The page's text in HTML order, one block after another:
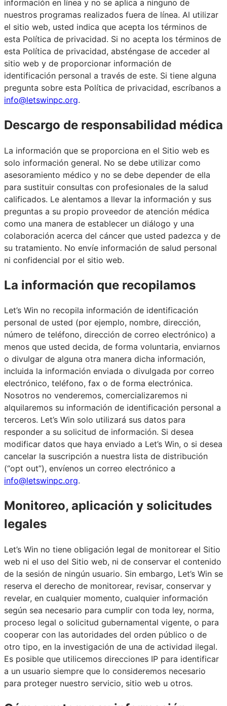
información en línea y no se aplica a ninguno de
nuestros programas realizados fuera de línea. Al utilizar
el sitio web, usted indica que acepta los términos de
esta Política de privacidad. Si no acepta los términos de
esta Política de privacidad, absténgase de acceder al
sitio web y de proporcionar información de
identificación personal a través de este. Si tiene alguna
pregunta sobre esta Política de privacidad, escríbanos a
info@letswinpc.org.
Descargo de responsabilidad médica
La información que se proporciona en el Sitio web es
solo información general. No se debe utilizar como
asesoramiento médico y no se debe depender de ella
para sustituir consultas con profesionales de la salud
calificados. Le alentamos a llevar la información y sus
preguntas a su propio proveedor de atención médica
como una manera de establecer un diálogo y una
colaboración acerca del cáncer que usted padezca y de
su tratamiento. No envíe información de salud personal
ni confidencial por el sitio web.
La información que recopilamos
Let’s Win no recopila información de identificación
personal de usted (por ejemplo, nombre, dirección,
número de teléfono, dirección de correo electrónico) a
menos que usted decida, de forma voluntaria, enviarnos
o divulgar de alguna otra manera dicha información,
incluida la información enviada o divulgada por correo
electrónico, teléfono, fax o de forma electrónica.
Nosotros no venderemos, comercializaremos ni
alquilaremos su información de identificación personal a
terceros. Let’s Win solo utilizará sus datos para
responder a su solicitud de información. Si desea
modificar datos que haya enviado a Let’s Win, o si desea
cancelar la suscripción a nuestra lista de distribución
(“opt out”), envíenos un correo electrónico a
info@letswinpc.org.
Monitoreo, aplicación y solicitudes
legales
Let’s Win no tiene obligación legal de monitorear el Sitio
web ni el uso del Sitio web, ni de conservar el contenido
de la sesión de ningún usuario. Sin embargo, Let’s Win se
reserva el derecho de monitorear, revisar, conservar y
revelar, en cualquier momento, cualquier información
según sea necesario para cumplir con toda ley, norma,
proceso legal o solicitud gubernamental vigente, o para
cooperar con las autoridades del orden público o de
otro tipo, en la investigación de una de actividad ilegal.
Es posible que utilicemos direcciones IP para identificar
a un usuario siempre que lo consideremos necesario
para proteger nuestro servicio, sitio web u otros.